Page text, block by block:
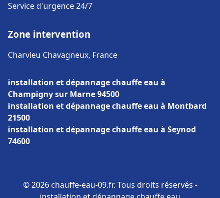
Service d'urgence 24/7
Zone intervention
Charvieu Chavagneux, France
installation et dépannage chauffe eau à
Champigny sur Marne 94500
installation et dépannage chauffe eau à Montbard
21500
installation et dépannage chauffe eau à Seynod
74600
© 2026 chauffe-eau-09.fr. Tous droits réservés -